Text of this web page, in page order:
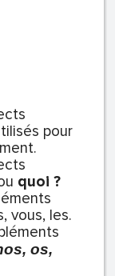
pour
quoi ?
vous, les.
os,